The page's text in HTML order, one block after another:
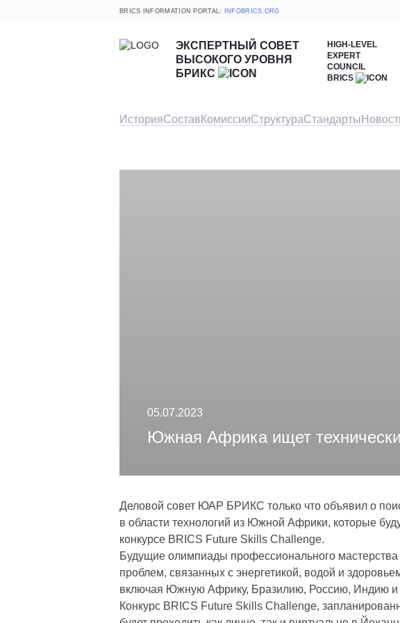
BRICS INFORMATION PORTAL: INFOBRICS.ORG
ЭКСПЕРТНЫЙ СОВЕТ
ВЫСОКОГО УРОВНЯ
БРИКС
HIGH-LEVEL
EXPERT
COUNCIL
BRICS
ИсторияСостав КомиссииСтруктураСтандарты
05.07.2023
Южная Африка ищет
Деловой совет ЮАР БРИКС только что объявил о
в области технологий из Южной Африки, которые
конкурсе BRICS Future Skills Challenge.
Будущие олимпиады профессионального
проблем, связанных с энергетикой, водой и
включая Южную Африку, Бразилию, Россию, Индию и
Конкурс BRICS Future Skills Challenge,